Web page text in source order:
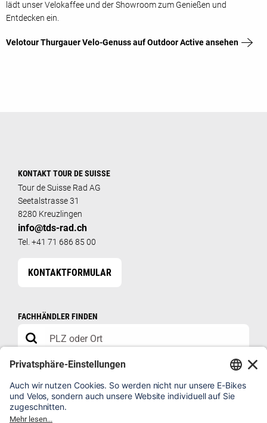
lädt unser Velokaffee und der Showroom zum Genießen und
Entdecken ein.
Velotour Thurgauer Velo-Genuss auf Outdoor Active ansehen
KONTAKT TOUR DE SUISSE
Tour de Suisse Rad AG
Seetalstrasse 31
8280 Kreuzlingen
info@tds-rad.ch
Tel. +41 71 686 85 00
KONTAKTFORMULAR
FACHHÄNDLER FINDEN
FÜR FACHHÄNDLER
HÄNDLERSHOP